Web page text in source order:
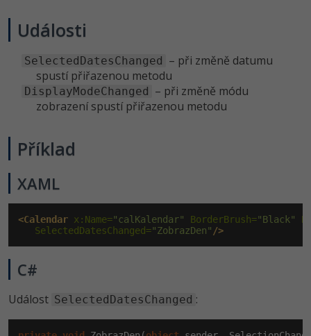
Elektronický podpis
Fórum
Události
SelectedDatesChanged – při změně datumu
spustí přiřazenou metodu
DisplayModeChanged – při změně módu
zobrazení spustí přiřazenou metodu
Příklad
XAML
<Calendar x:Name="calKalendar" BorderBrush="Black"
   SelectedDatesChanged=
"ZobrazDen" />
C#
Událost SelectedDatesChanged :